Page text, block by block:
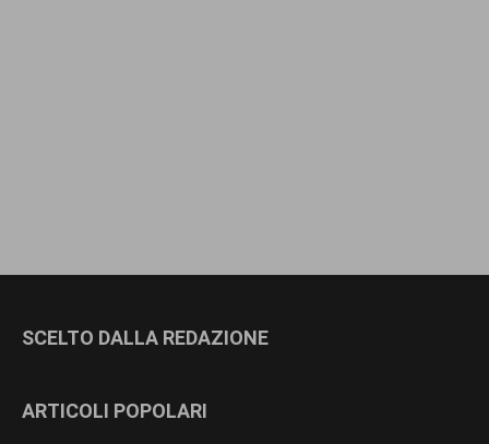
SCELTO DALLA REDAZIONE
ARTICOLI POPOLARI